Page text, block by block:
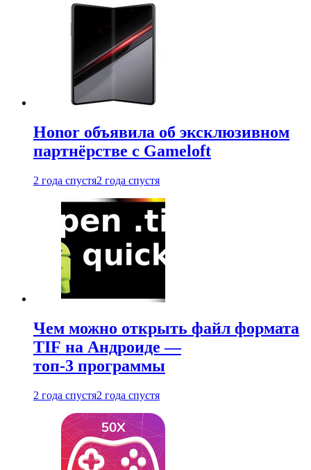
Honor объявила об эксклюзивном
партнёрстве с Gameloft
2 года спустя2 года спустя
Чем можно открыть файл формата
TIF на Андроиде —
топ-3 программы
2 года спустя2 года спустя